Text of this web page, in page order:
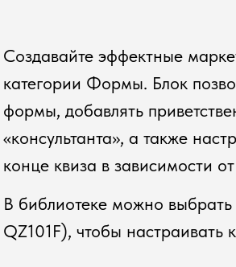
Создавайте эффектные
категории Формы. Блок
формы, добавлять
«консультанта», а также
конце квиза в зависимости
В библиотеке можно
QZ101F), чтобы настраивать